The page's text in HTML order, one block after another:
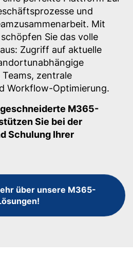
und
Mit
Sie das volle
Zugriff auf aktuelle
zentrale
Workflow-Optimierung.
M365-
Sie bei der
Schulung Ihrer
über unsere M365-